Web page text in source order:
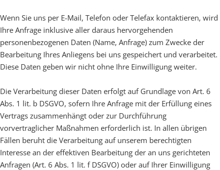
Wenn Sie uns per E-Mail, Telefon oder Telefax kontaktieren, wird
Ihre Anfrage inklusive aller daraus hervorgehenden
personenbezogenen Daten (Name, Anfrage) zum Zwecke der
Bearbeitung Ihres Anliegens bei uns gespeichert und verarbeitet.
Diese Daten geben wir nicht ohne Ihre Einwilligung weiter.
Die Verarbeitung dieser Daten erfolgt auf Grundlage von Art. 6
Abs. 1 lit. b DSGVO, sofern Ihre Anfrage mit der Erfüllung eines
Vertrags zusammenhängt oder zur Durchführung
vorvertraglicher Maßnahmen erforderlich ist. In allen übrigen
Fällen beruht die Verarbeitung auf unserem berechtigten
Interesse an der effektiven Bearbeitung der an uns gerichteten
Anfragen (Art. 6 Abs. 1 lit. f DSGVO) oder auf Ihrer Einwilligung